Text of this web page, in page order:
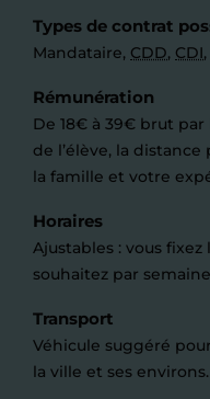
Types de contrat
Mandataire, CDD, CDI
Rémunération
De 18€ à 39€ brut
de l’élève, la
la famille et votre
Horaires
Ajustables : vous
souhaitez par
Transport
Véhicule suggéré
la ville et ses environs.